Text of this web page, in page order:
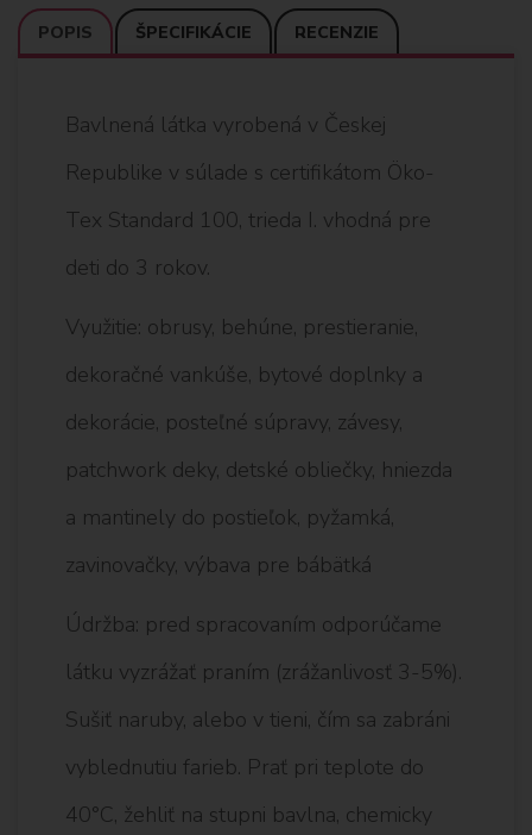
POPIS ŠPECIFIKÁCIE RECENZIE
Bavlnená látka vyrobená v Českej
Republike v súlade s certifikátom Öko-
Tex Standard 100, trieda I. vhodná pre
deti do 3 rokov.
Využitie: obrusy, behúne, prestieranie,
dekoračné vankúše, bytové doplnky a
dekorácie, posteľné súpravy, závesy,
patchwork deky, detské obliečky, hniezda
a mantinely do postieľok, pyžamká,
zavinovačky, výbava pre bábätká
Údržba: pred spracovaním odporúčame
látku vyzrážať praním (zrážanlivosť 3-5%).
Sušiť naruby, alebo v tieni, čím sa zabráni
vyblednutiu farieb. Prať pri teplote do
40°C, žehliť na stupni bavlna, chemicky